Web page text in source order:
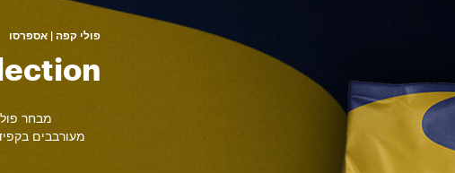
פולי קפה | אספרסו
מבחר
מעורבבים